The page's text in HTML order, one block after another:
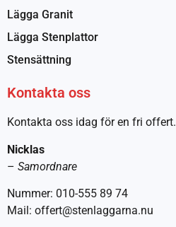
Lägga Granit
Lägga Stenplattor
Stensättning
Kontakta oss
Kontakta oss idag för en fri offert.
Nicklas
– Samordnare
Nummer: 010-555 89 74
Mail: offert@stenlaggarna.nu